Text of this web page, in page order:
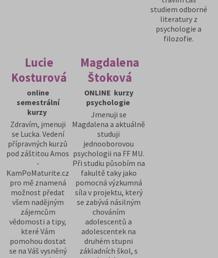
studiem odborné
literatury z
psychologie a
filozofie.
Lucie
Kosturová
online
semestrální
kurzy
Zdravím, jmenuji
se Lucka. Vedení
přípravných kurzů
pod záštitou Amos
-
KamPoMaturite.cz
pro mě znamená
možnost předat
všem nadějným
zájemcům
vědomosti a tipy,
které Vám
pomohou dostat
se na Váš vysněný
Magdalena
Štoková
ONLINE kurzy
psychologie
Jmenuji se
Magdalena a aktuálně
studuji
jednooborovou
psychologii na FF MU.
Při studiu působím na
fakultě taky jako
pomocná výzkumná
síla v projektu, který
se zabývá násilným
chováním
adolescentů a
adolescentek na
druhém stupni
základních škol, s